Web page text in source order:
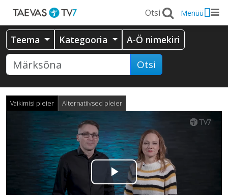
Menüü
Teema Kategooria A-Ö nimekiri
Otsi
Vaikimisi pleier Alternatiivsed pleier
Esita